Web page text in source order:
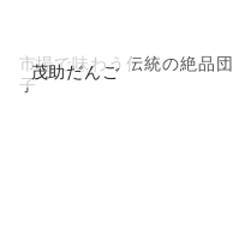
茂助だんご
市場で味わう伝統の絶品団
子